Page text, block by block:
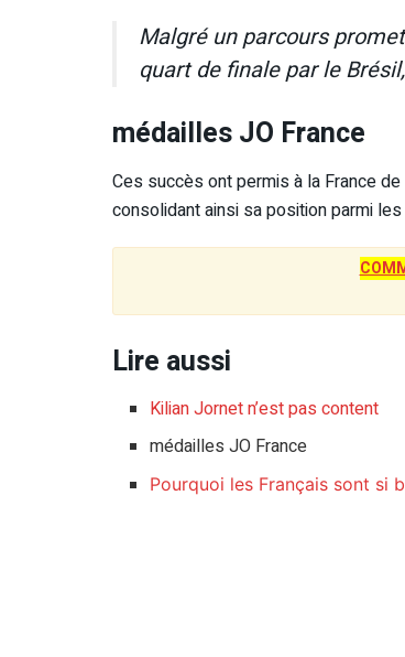
Malgré un parcours
quart de finale par le
médailles JO France
Ces succès ont permis à la France
consolidant ainsi sa position parmi
Lire aussi
Kilian Jornet n’est pas content
médailles JO France
Pourquoi les Français sont si